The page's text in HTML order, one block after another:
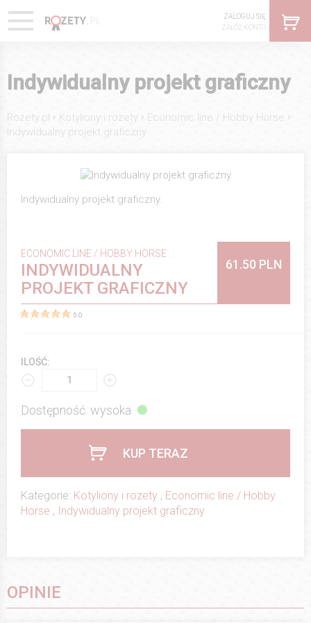
ZALOGUJ SIĘ
ZAŁÓŻ KONTO
Indywidualny projekt graficzny
Rozety.pl › Kotyliony i rozety › Economic line / Hobby Horse ›
Indywidualny projekt graficzny
Indywidualny projekt graficzny.
ECONOMIC LINE / HOBBY HORSE
INDYWIDUALNY
PROJEKT GRAFICZNY
61.50 PLN
5.0
ILOŚĆ:
Dostępność: wysoka
KUP TERAZ
Kategorie: Kotyliony i rozety , Economic line / Hobby
Horse , Indywidualny projekt graficzny
OPINIE